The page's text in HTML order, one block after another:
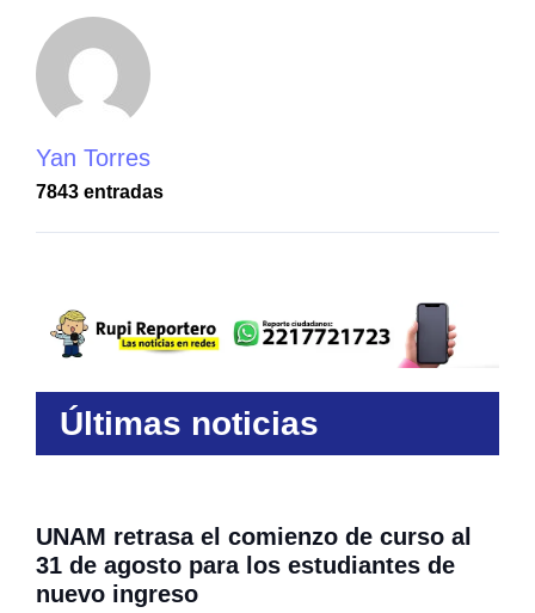
Yan Torres
7843 entradas
Últimas noticias
UNAM retrasa el comienzo de curso al
31 de agosto para los estudiantes de
nuevo ingreso